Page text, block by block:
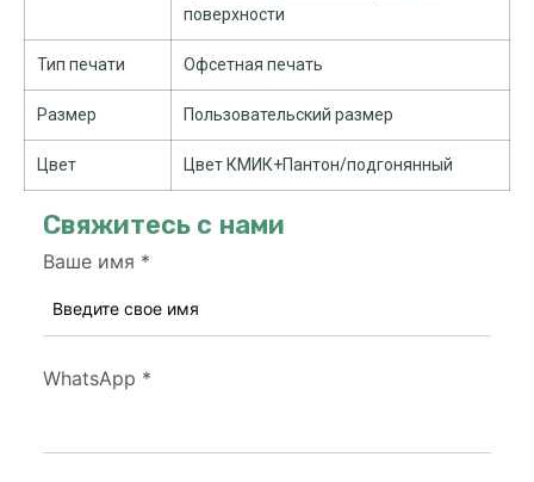
поверхности
Тип печати Офсетная печать
Размер Пользовательский размер
Цвет Цвет КМИК+Пантон/подгонянный
Свяжитесь с нами
Ваше имя *
WhatsApp *